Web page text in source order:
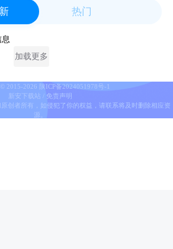
你有没有爱上我
热门
加载更多
2015-2026 陕ICP备2024051978号-1
新安下载站 / 免责声明
创者所有，如侵犯了你的权益，请联系将及时删除相应资
源。